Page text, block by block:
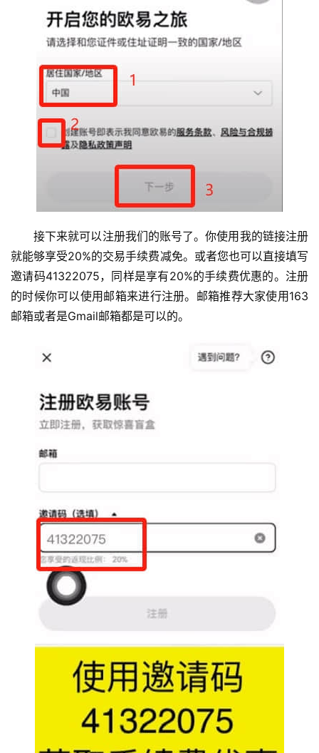
接下来就可以注册我们的账号了。你使用我的链接注册
就能够享受20%的交易手续费减免。或者您也可以直接填写
邀请码41322075，同样是享有20%的手续费优惠的。注册
的时候你可以使用邮箱来进行注册。邮箱推荐大家使用163
邮箱或者是Gmail邮箱都是可以的。